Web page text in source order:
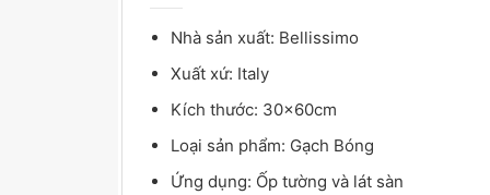
Nhà sản xuất: Bellissimo
Xuất xứ: Italy
Kích thước: 30x60cm
Loại sản phẩm: Gạch Bóng
Ứng dụng: Ốp tường và lát sàn